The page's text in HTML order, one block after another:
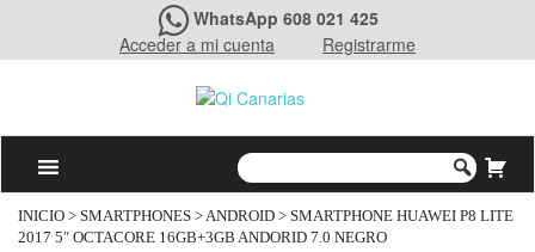
WhatsApp 608 021 425
Acceder a mi cuenta
Registrarme
INICIO > SMARTPHONES >ANDROID > SMARTPHONE HUAWEI P8 LITE
2017 5″ OCTACORE 16GB+3GB ANDORID 7.0 NEGRO